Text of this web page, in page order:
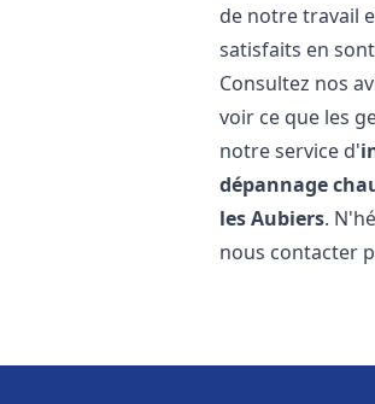
de notre travail
satisfaits en
Consultez nos
voir ce que les
notre service d'
dépannage
les Aubiers.
nous contacter